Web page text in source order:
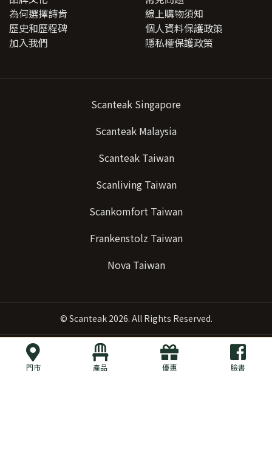
門市 產品 優惠 臉書
為何選擇詩肯
歷史和歷程碑
加入我們
線上購物須知
個人資料保護政策
隱私權保護政策
Scanteak Singapore
Scanteak Malaysia
Scanteak Taiwan
Scanliving Taiwan
Scankomfort Taiwan
Frankenstolz Taiwan
Nova Taiwan
© Scanteak2026. All Rights Reserved.